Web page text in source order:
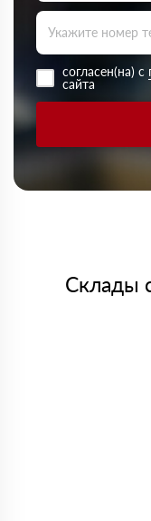
согласен(на) с
сайта
Склады